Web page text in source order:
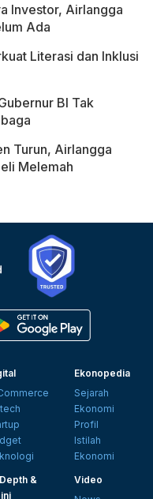
Investor, Airlangga
Ada
Literasi dan Inklusi
BI Tak
Turun, Airlangga
Melemah
Ekonopedia
Sejarah
Ekonomi
Profil
Istilah
Ekonomi
&
Video